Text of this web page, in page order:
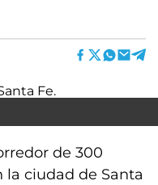
de 300
ciudad de Santa